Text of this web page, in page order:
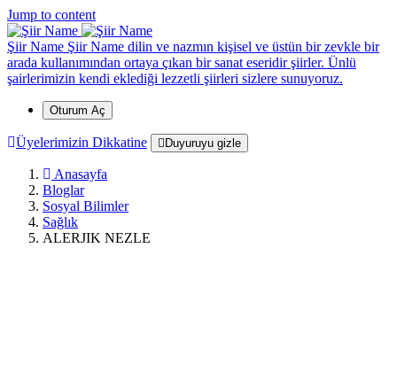
Jump to content
Şiir Name Şiir Name dilin ve nazmın kişisel ve üstün bir zevkle bir
arada kullanımından ortaya çıkan bir sanat eseridir şiirler. Ünlü
şairlerimizin kendi eklediği lezzetli şiirleri sizlere sunuyoruz.
Oturum Aç
Üyelerimizin Dikkatine Duyuruyu gizle
Anasayfa
Bloglar
Sosyal Bilimler
Sağlık
ALERJIK NEZLE
*